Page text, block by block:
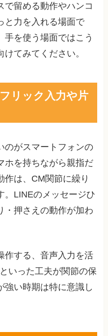
で留める動作やハンコ
と力を入れる場面で
手を使う場面ではこう
てみてください。
リック入力や片
のがスマートフォンの
ホを持ちながら親指だ
作は、CM関節に繰り
。LINEのメッセージひ
・押さえの動作が加わ
作する、音声入力を活
いった工夫が関節の保
強い時期は特に意識し